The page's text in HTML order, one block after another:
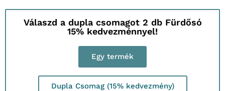
Válaszd a dupla csomagot 2 db Fürdősó
15% kedvezménnyel!
Egy termék
Dupla Csomag (15% kedvezmény)